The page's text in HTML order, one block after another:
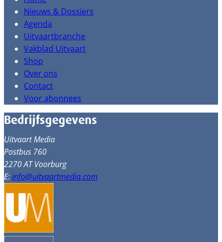
Nieuws & Dossiers
Agenda
Uitvaartbranche
Vakblad Uitvaart
Shop
Over ons
Contact
Voor abonnees
Bedrijfsgegevens
Uitvaart Media
Postbus 760
2270 AT Voorburg
E:info@uitvaartmedia.com